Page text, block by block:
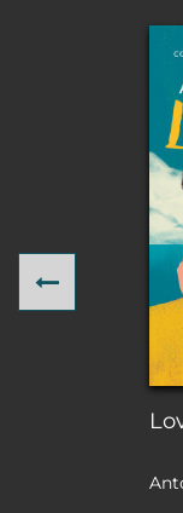
Previous